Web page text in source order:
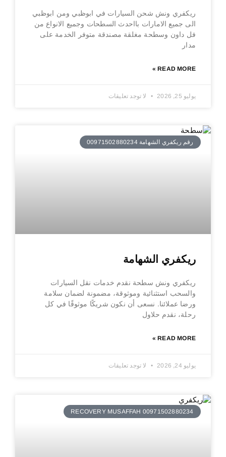
ريكفري ونش شحن السيارات في ابوظبي ومن ابوظبي
الى جميع الامارات بااحدث السطحات وجميع الانواع من
فل داون وسطحة مغلقة مصندقة متوفر الخدمة على
مدار
READ MORE »
يوليو 25, 2026 لا توجد تعليقات
رقم ريكفري الشهامة 00971502880234
ريكفري الشهامة
ريكفري ونش سطحة نقدم خدمات نقل السيارات
والسحب استثنائية وموثوقة، مضمونة لضمان سلامة
ورضا عملائنا. نسعى أن نكون شريكًا موثوقًا في كل
رحلة، نقدم حلاول
READ MORE »
يوليو 24, 2026 لا توجد تعليقات
RECOVERY MUSAFFAH 00971502880234